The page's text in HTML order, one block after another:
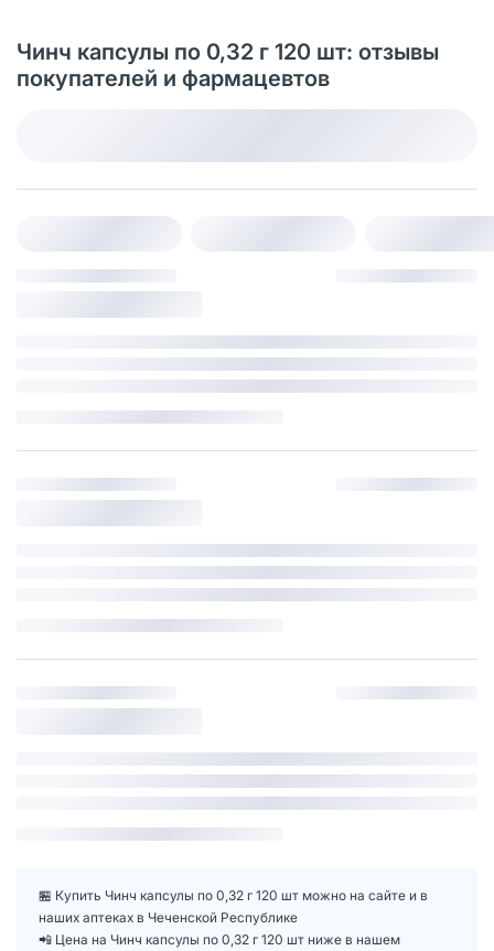
Чинч капсулы по 0,32 г 120 шт: отзывы
покупателей и фармацевтов
🏪 Купить Чинч капсулы по 0,32 г 120 шт можно на сайте и в
наших аптеках в Чеченской Республике
📲 Цена на Чинч капсулы по 0,32 г 120 шт ниже в нашем